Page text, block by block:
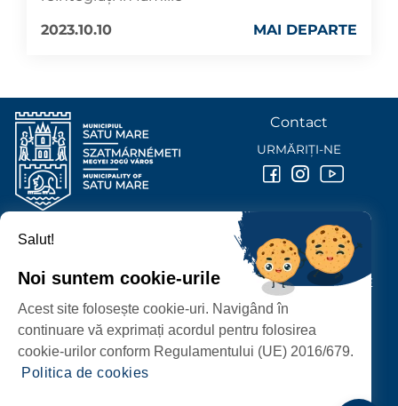
2023.10.10
MAI DEPARTE
PROTECȚIA DATELOR PERSONALE
PRIMĂRIA MUNICIPIULUI
P-ȚA 25 OCTOMBRIE, NR. 1 CORP M, 440026 SATU MARE
Contact
URMĂRIȚI-NE
Salut!
Noi suntem cookie-urile
Acest site folosește cookie-uri. Navigând în
continuare vă exprimați acordul pentru folosirea
cookie-urilor conform Regulamentului (UE) 2016/679.
Politica de cookies